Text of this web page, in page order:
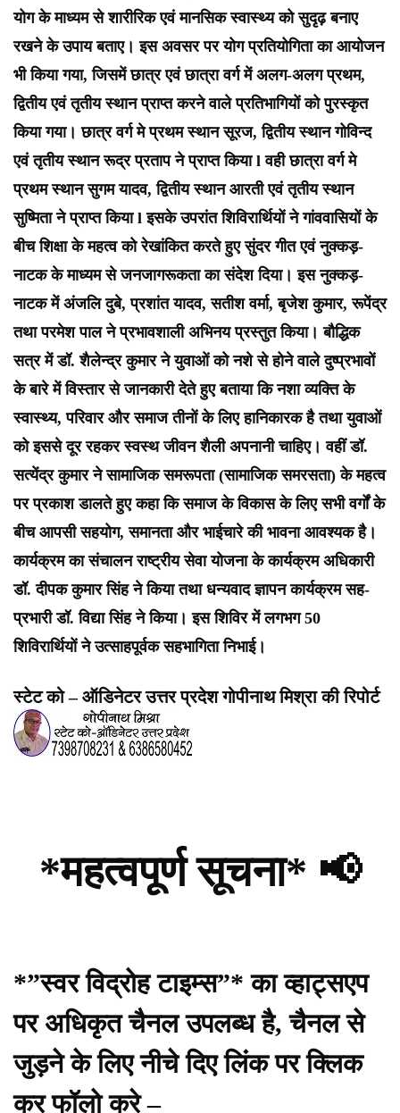
योग के माध्यम से शारीरिक एवं मानसिक स्वास्थ्य को सुदृढ़ बनाए
रखने के उपाय बताए। इस अवसर पर योग प्रतियोगिता का आयोजन
भी किया गया, जिसमें छात्र एवं छात्रा वर्ग में अलग-अलग प्रथम,
द्वितीय एवं तृतीय स्थान प्राप्त करने वाले प्रतिभागियों को पुरस्कृत
किया गया। छात्र वर्ग मे प्रथम स्थान सूरज, द्वितीय स्थान गोविन्द
एवं तृतीय स्थान रूद्र प्रताप ने प्राप्त किया l वही छात्रा वर्ग मे
प्रथम स्थान सुगम यादव, द्वितीय स्थान आरती एवं तृतीय स्थान
सुष्मिता ने प्राप्त किया l इसके उपरांत शिविरार्थियों ने गांववासियों के
बीच शिक्षा के महत्व को रेखांकित करते हुए सुंदर गीत एवं नुक्कड़-
नाटक के माध्यम से जनजागरूकता का संदेश दिया। इस नुक्कड़-
नाटक में अंजलि दुबे, प्रशांत यादव, सतीश वर्मा, बृजेश कुमार, रूपेंद्र
तथा परमेश पाल ने प्रभावशाली अभिनय प्रस्तुत किया। बौद्धिक
सत्र में डॉ. शैलेन्द्र कुमार ने युवाओं को नशे से होने वाले दुष्प्रभावों
के बारे में विस्तार से जानकारी देते हुए बताया कि नशा व्यक्ति के
स्वास्थ्य, परिवार और समाज तीनों के लिए हानिकारक है तथा युवाओं
को इससे दूर रहकर स्वस्थ जीवन शैली अपनानी चाहिए। वहीं डॉ.
सत्येंद्र कुमार ने सामाजिक समरूपता (सामाजिक समरसता) के महत्व
पर प्रकाश डालते हुए कहा कि समाज के विकास के लिए सभी वर्गों के
बीच आपसी सहयोग, समानता और भाईचारे की भावना आवश्यक है।
कार्यक्रम का संचालन राष्ट्रीय सेवा योजना के कार्यक्रम अधिकारी
डॉ. दीपक कुमार सिंह ने किया तथा धन्यवाद ज्ञापन कार्यक्रम सह-
प्रभारी डॉ. विद्या सिंह ने किया। इस शिविर में लगभग 50
शिविरार्थियों ने उत्साहपूर्वक सहभागिता निभाई।
स्टेट को – ऑडिनेटर उत्तर प्रदेश गोपीनाथ मिश्रा की रिपोर्ट
*महत्वपूर्ण सूचना* 📢
*”स्वर विद्रोह टाइम्स”* का व्हाट्सएप
पर अधिकृत चैनल उपलब्ध है, चैनल से
जुड़ने के लिए नीचे दिए लिंक पर क्लिक
कर फॉलो करे –